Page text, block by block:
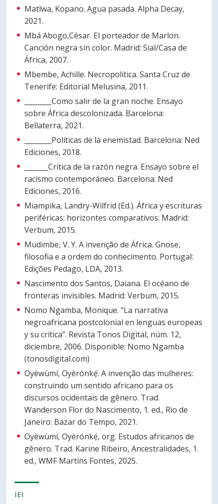
Matlwa, Kopano. Agua pasada. Alpha Decay,
2021.
Mbá Abogo,César. El porteador de Marlon.
Canción negra sin color. Madrid: Sial/Casa de
África, 2007.
Mbembe, Achille. Necropolítica. Santa Cruz de
Tenerife: Editorial Melusina, 2011.
________Como salir de la gran noche. Ensayo
sobre África descolonizada. Barcelona:
Bellaterra, 2021.
________Políticas de la enemistad. Barcelona: Ned
Ediciones, 2018.
_______Crítica de la razón negra. Ensayo sobre el
racismo contemporáneo. Barcelona: Ned
Ediciones, 2016.
Miampika, Landry-Wilfrid (Ed.). África y escrituras
periféricas: horizontes comparativos. Madrid:
Verbum, 2015.
Mudimbe, V. Y. A invenção de África. Gnose,
filosofia e a ordem do conhecimento. Portugal:
Edições Pedago, LDA, 2013.
Nascimento dos Santos, Daiana. El océano de
fronteras invisibles. Madrid: Verbum, 2015.
Nomo Ngamba, Monique. “La narrativa
negroafricana postcolonial en lenguas europeas
y su crítica”. Revista Tonos Digital, núm. 12,
diciembre, 2006. Disponible: Nomo Ngamba
(tonosdigital.com)
Oyèwùmí, Oyèrónkẹ́. A invenção das mulheres:
construindo um sentido africano para os
discursos ocidentais de gênero. Trad.
Wanderson Flor do Nascimento, 1. ed., Rio de
Janeiro: Bazar do Tempo, 2021.
Oyèwùmí, Oyèrónkẹ́, org. Estudos africanos de
gênero. Trad. Karine Ribeiro, Ancestralidades, 1.
ed., WMF Martins Fontes, 2025.
IEI